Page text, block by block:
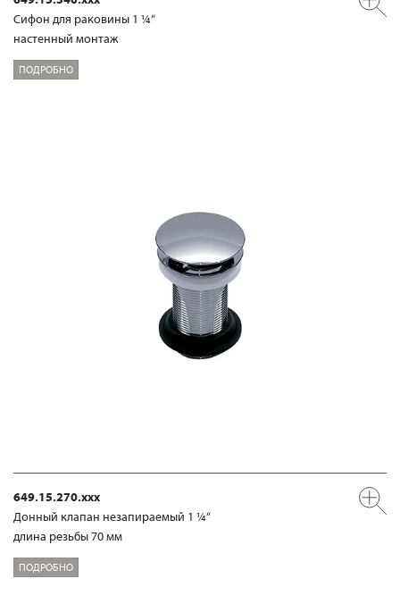
Сифон для раковины 1 ¼“
настенный монтаж
ПОДРОБНО
649.15.270.xxx
Донный клапан незапираемый 1 ¼“
длина резьбы 70 мм
ПОДРОБНО